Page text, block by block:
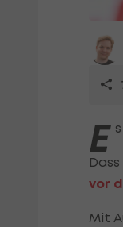
E
Dass
vor
Mit